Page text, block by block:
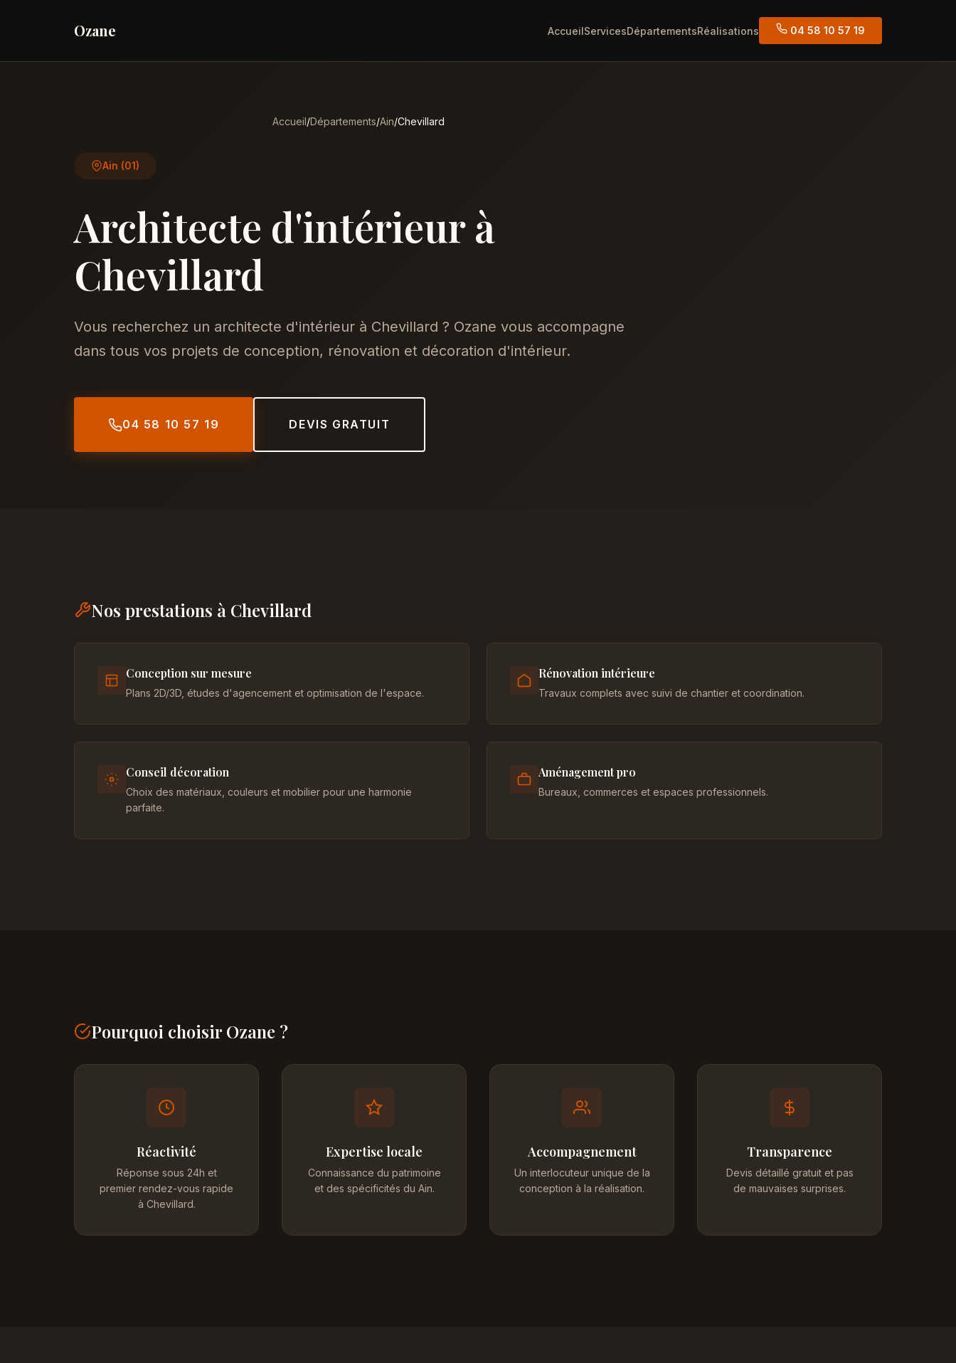
Ozane AccueilServicesDépartementsRéalisations 04 58 10 57 19
Accueil/Départements/Ain/Chevillard
Ain (01)
Architecte d'intérieur à
Chevillard
Vous recherchez un architecte d'intérieur à Chevillard ? Ozane vous accompagne
dans tous vos projets de conception, rénovation et décoration d'intérieur.
04 58 10 57 19 DEVIS GRATUIT
Nos prestations à Chevillard
Conception sur mesure
Plans 2D/3D, études d'agencement et optimisation de l'espace.
Rénovation intérieure
Travaux complets avec suivi de chantier et coordination.
Conseil décoration
Choix des matériaux, couleurs et mobilier pour une harmonie
parfaite.
Aménagement pro
Bureaux, commerces et espaces professionnels.
Pourquoi choisir Ozane ?
Réactivité
Réponse sous 24h et
premier rendez-vous rapide
à Chevillard.
Expertise locale
Connaissance du patrimoine
et des spécificités du Ain.
Accompagnement
Un interlocuteur unique de la
conception à la réalisation.
Transparence
Devis détaillé gratuit et pas
de mauvaises surprises.